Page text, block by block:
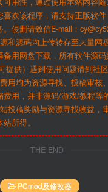
欢该程序，请支持正版软件
侵删请致信E-mail：
和源码均上传转存至大量网
备用网盘下载，所有软件源
提供）遇到使用问题请到社区
用均为资源寻找、投稿审核
用，并非源码/游戏/教程等
投稿奖励与资源寻找收益，
所得。
THE END
PCmod及修改器